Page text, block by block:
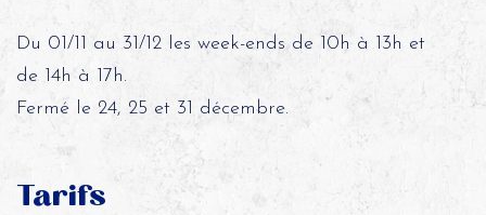
Du 01/11 au 31/12 les week-ends de 10h à 13h et
de 14h à 17h.
Fermé le 24, 25 et 31 décembre.
Tarifs